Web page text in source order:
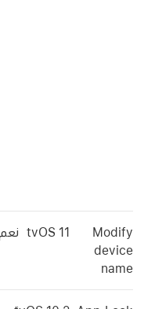
Modify
device
name
tvOS 11 نعم